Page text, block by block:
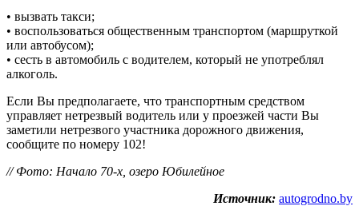
• вызвать такси;
• воспользоваться общественным транспортом (маршруткой
или автобусом);
• сесть в автомобиль с водителем, который не употреблял
алкоголь.
Если Вы предполагаете, что транспортным средством
управляет нетрезвый водитель или у проезжей части Вы
заметили нетрезвого участника дорожного движения,
сообщите по номеру 102!
// Фото: Начало 70-х, озеро Юбилейное
Источник: autogrodno.by